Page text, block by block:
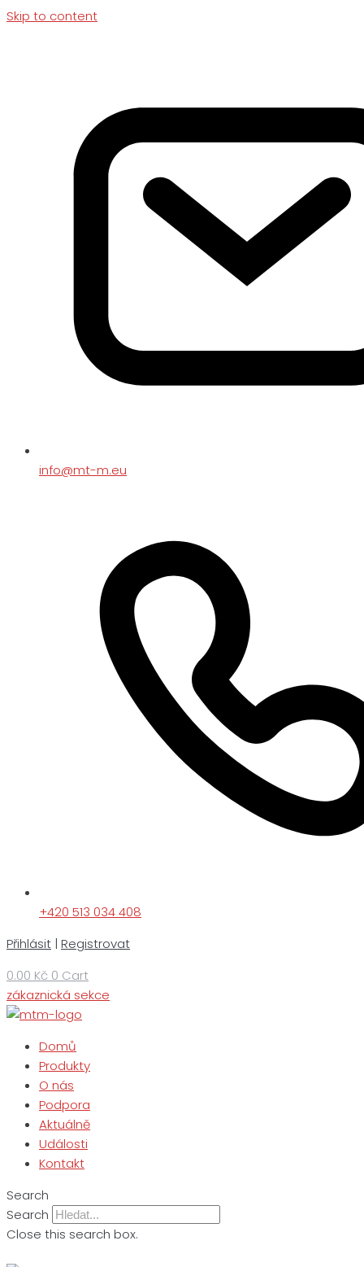
Skip to content
info@mt-m.eu
+420 513 034 408
Přihlásit | Registrovat
0.00 Kč 0 Cart
zákaznická sekce
Domů
Produkty
O nás
Podpora
Aktuálně
Události
Kontakt
Search
Search
Close this search box.